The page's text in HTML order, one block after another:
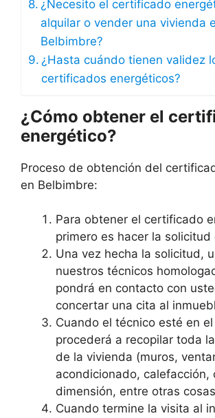
¿Necesito el certificado
alquilar o vender una vivienda
Belbimbre?
¿Hasta cuándo tienen validez
certificados energéticos?
¿Cómo obtener el
energético?
Proceso de obtención del
en Belbimbre:
Para obtener el certificado
primero es hacer la solicitud
Una vez hecha la solicitud,
nuestros técnicos
pondrá en contacto con
concertar una cita al
Cuando el técnico esté en
procederá a recopilar toda
de la vivienda (muros,
acondicionado, calefacción,
dimensión, entre otras
Cuando termine la visita al